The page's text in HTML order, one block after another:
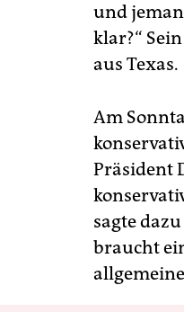
und
klar?“
aus Texas.
Am
Präsident
sagte
braucht